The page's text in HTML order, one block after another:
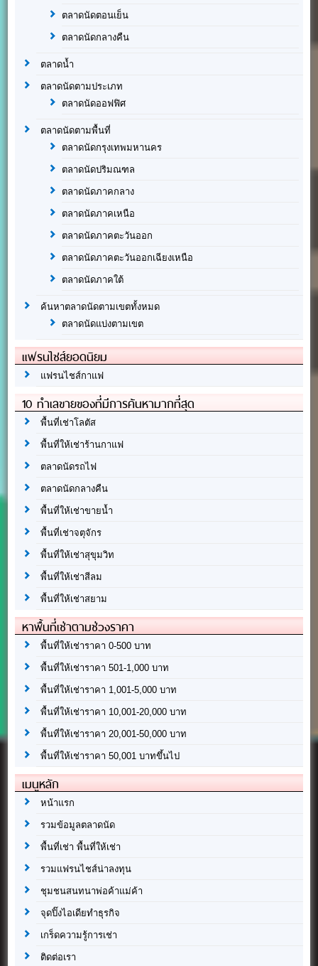
ตลาดนัดตอนเย็น
ตลาดนัดกลางคืน
ตลาดน้ำ
ตลาดนัดตามประเภท
ตลาดนัดออฟฟิศ
ตลาดนัดตามพื้นที่
ตลาดนัดกรุงเทพมหานคร
ตลาดนัดปริมณฑล
ตลาดนัดภาคกลาง
ตลาดนัดภาคเหนือ
ตลาดนัดภาคตะวันออก
ตลาดนัดภาคตะวันออกเฉียงเหนือ
ตลาดนัดภาคใต้
ค้นหาตลาดนัดตามเขตทั้งหมด
ตลาดนัดแบ่งตามเขต
แฟรนไชส์ยอดนิยม
แฟรนไชส์กาแฟ
10 ทำเลขายของที่มีการค้นหามากที่สุด
พื้นที่เช่าโลตัส
พื้นที่ให้เช่าร้านกาแฟ
ตลาดนัดรถไฟ
ตลาดนัดกลางคืน
พื้นที่ให้เช่าขายน้ำ
พื้นที่เช่าจตุจักร
พื้นที่ให้เช่าสุขุมวิท
พื้นที่ให้เช่าสีลม
พื้นที่ให้เช่าสยาม
หาพื้นที่เช่าตามช่วงราคา
พื้นที่ให้เช่าราคา 0-500 บาท
พื้นที่ให้เช่าราคา 501-1,000 บาท
พื้นที่ให้เช่าราคา 1,001-5,000 บาท
พื้นที่ให้เช่าราคา 10,001-20,000 บาท
พื้นที่ให้เช่าราคา 20,001-50,000 บาท
พื้นที่ให้เช่าราคา 50,001 บาทขึ้นไป
เมนูหลัก
หน้าแรก
รวมข้อมูลตลาดนัด
พื้นที่เช่า พื้นที่ให้เช่า
รวมแฟรนไชส์น่าลงทุน
ชุมชนสนทนาพ่อค้าแม่ค้า
จุดปิ๊งไอเดียทำธุรกิจ
เกร็ดความรู้การเช่า
ติดต่อเรา